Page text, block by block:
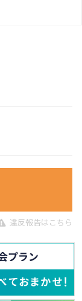
違反報告はこちら